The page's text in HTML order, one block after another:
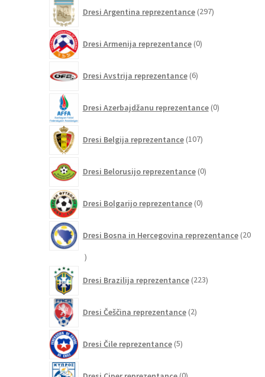
Dresi Argentina reprezentance 297izdelkov
Dresi Armenija reprezentance 0izdelkov
Dresi Avstrija reprezentance 6izdelkov
Dresi Azerbajdžanu reprezentance 0izdelkov
Dresi Belgija reprezentance 107izdelkov
Dresi Belorusijo reprezentance 0izdelkov
Dresi Bolgarijo reprezentance 0izdelkov
Dresi Bosna in Hercegovina reprezentance 20
20
Dresi Brazilija reprezentance 223izdelkov
Dresi Češčina reprezentance 2izdelka
Dresi Čile reprezentance 5izdelkov